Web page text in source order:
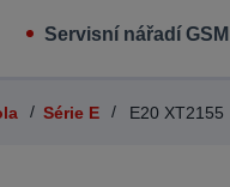
Servisní nářadí GSM
Série E E20 XT2155